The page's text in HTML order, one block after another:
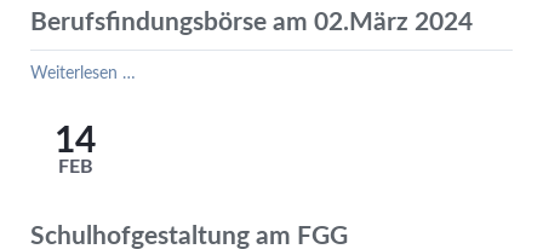
vom
VDP
Berufsfindungsbörse am 02.März 2024
Weiterlesen …
14
FEB
Schulhofgestaltung am FGG